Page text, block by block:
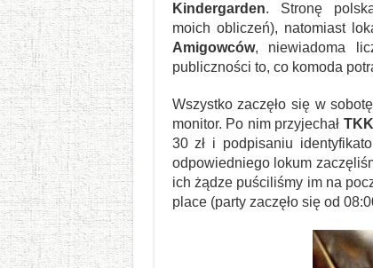
Kindergarden. Stronę
moich obliczeń), natomiast
Amigowców, niewiadoma
publiczności to, co komoda
Wszystko zaczęło się w
monitor. Po nim przyjechał TKK
30 zł i podpisaniu
odpowiedniego lokum
ich żądze puściliśmy im na
place (party zaczęło się od